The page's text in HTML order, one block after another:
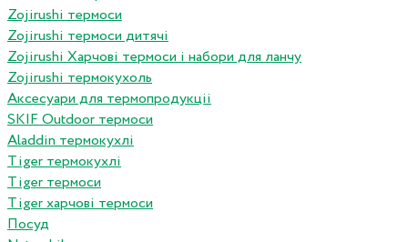
Zojirushi термоси
Zojirushi термоси дитячі
Zojirushi Харчові термоси і набори для ланчу
Zojirushi термокухоль
Аксесуари для термопродукціі
SKIF Outdoor термоси
Aladdin термокухлі
Tiger термокухлі
Tiger термоси
Tiger харчові термоси
Посуд